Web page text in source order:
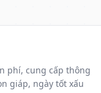
phí, cung cấp thông
giáp, ngày tốt xấu